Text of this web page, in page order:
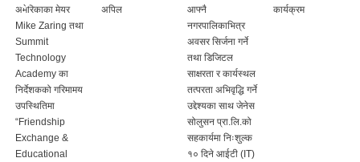
अमेरिकाका मेयर
Mike Zaring तथा
Summit
Technology
Academy का
निर्देशकको गरिमामय
उपस्थितिमा
“Friendship
Exchange &
Educational
अपिल
आफ्नै
नगरपालिकाभित्र
अवसर सिर्जना गर्ने
तथा डिजिटल
साक्षरता र कार्यस्थल
तत्परता अभिवृद्धि गर्ने
उद्देश्यका साथ जेनेस
सोलुसन प्रा.लि.को
सहकार्यमा निःशुल्क
१० दिने आईटी (IT)
कार्यक्रम